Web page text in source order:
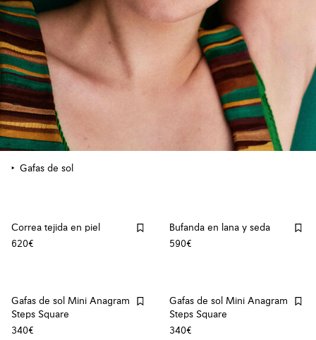
Gafas de sol
Correa tejida en piel
620€
Bufanda en lana y seda
590€
Gafas de sol Mini Anagram
Steps Square
340€
Gafas de sol Mini Anagram
Steps Square
340€